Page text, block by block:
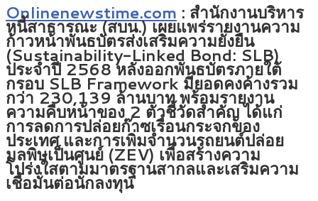
Onlinenewstime.com : สำนักงานบริหาร
หนี้สาธารณะ (สบน.) เผยแพร่รายงานความ
ก้าวหน้าพันธบัตรส่งเสริมความยั่งยืน
(Sustainability-Linked Bond: SLB)
ประจำปี 2568 หลังออกพันธบัตรภายใต้
กรอบ SLB Framework มียอดคงค้างรวม
กว่า 230,139 ล้านบาท พร้อมรายงาน
ความคืบหน้าของ 2 ตัวชี้วัดสำคัญ ได้แก่
การลดการปล่อยก๊าซเรือนกระจกของ
ประเทศ และการเพิ่มจำนวนรถยนต์ปล่อย
มลพิษเป็นศูนย์ (ZEV) เพื่อสร้างความ
โปร่งใสตามมาตรฐานสากลและเสริมความ
เชื่อมั่นต่อนักลงทุน